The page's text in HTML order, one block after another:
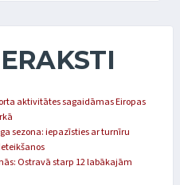
aktivitātes sagaidāmas Eiropas
sezona: iepazīsties ar turnīru
Ostravā starp 12 labākajām